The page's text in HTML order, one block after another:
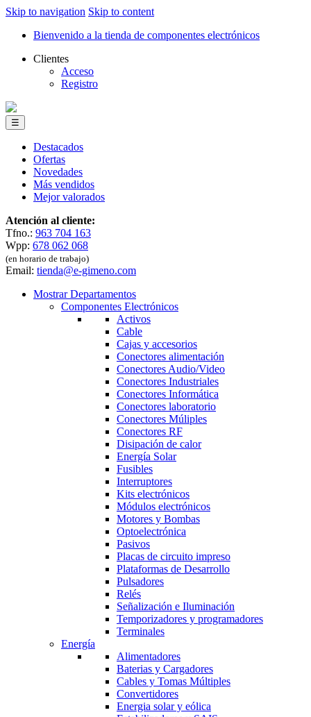
Skip to navigation Skip to content
Bienvenido a la tienda de componentes electrónicos
Clientes
Acceso
Registro
☰
Destacados
Ofertas
Novedades
Más vendidos
Mejor valorados
Atención al cliente:
Tfno.: 963 704 163
Wpp: 678 062 068
(en horario de trabajo)
Email: tienda@e-gimeno.com
Mostrar Departamentos
Componentes Electrónicos
Activos
Cable
Cajas y accesorios
Conectores alimentación
Conectores Audio/Video
Conectores Industriales
Conectores Informática
Conectores laboratorio
Conectores Múliples
Conectores RF
Disipación de calor
Energía Solar
Fusibles
Interruptores
Kits electrónicos
Módulos electrónicos
Motores y Bombas
Optoelectrónica
Pasivos
Placas de circuito impreso
Plataformas de Desarrollo
Pulsadores
Relés
Señalización e Iluminación
Temporizadores y programadores
Terminales
Energía
Alimentadores
Baterias y Cargadores
Cables y Tomas Múltiples
Convertidores
Energia solar y eólica